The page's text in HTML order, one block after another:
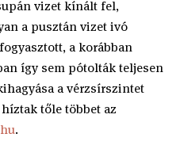
vizet kínált fel,
a pusztán vizet ivó
a korábban
így sem pótolták teljesen
a vérzsírszintet
tőle többet az
.